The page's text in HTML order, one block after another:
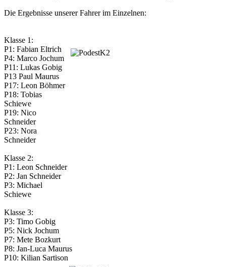
Die Ergebnisse unserer Fahrer im Einzelnen:
Klasse 1:
P1: Fabian Eltrich
P4: Marco Jochum
P11: Lukas Gobig
P13 Paul Maurus
P17: Leon Böhmer
P18: Tobias
Schiewe
P19: Nico
Schneider
P23: Nora
Schneider
Klasse 2:
P1: Leon Schneider
P2: Jan Schneider
P3: Michael
Schiewe
Klasse 3:
P3: Timo Gobig
P5: Nick Jochum
P7: Mete Bozkurt
P8: Jan-Luca Maurus
P10: Kilian Sartison